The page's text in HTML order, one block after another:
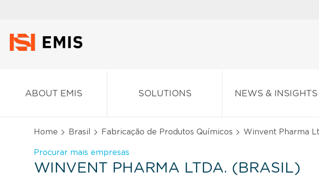
ABOUT EMIS SOLUTIONS NEWS & INSIGHTS
Home Brasil Fabricação de Produtos Químicos Winvent Pharma
Procurar mais empresas
WINVENT PHARMA LTDA. (BRASIL)